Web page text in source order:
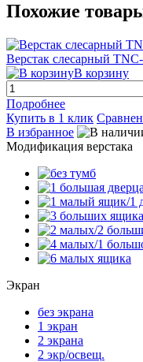
Похожие
Верстак слесарный TNC-
В корзину
Подробнее
Купить в 1 клик
В избранное
Модификация верстака
Экран
без экрана
1 экран
2 экрана
2 экр/освещ.